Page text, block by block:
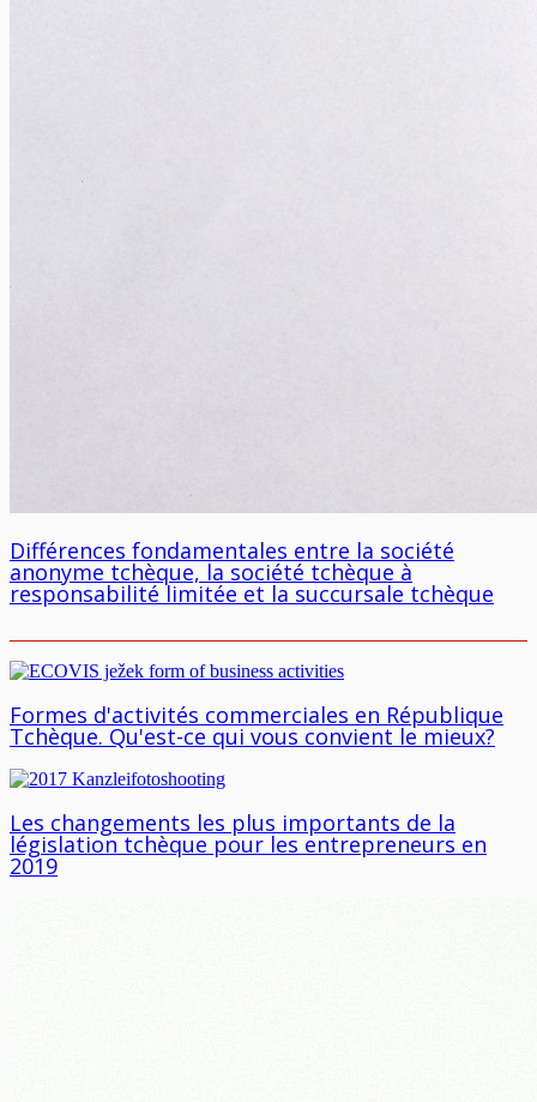
Différences fondamentales entre la société
anonyme tchèque, la société tchèque à
responsabilité limitée et la succursale tchèque
Formes d'activités commerciales en République
Tchèque. Qu'est-ce qui vous convient le mieux?
Les changements les plus importants de la
législation tchèque pour les entrepreneurs en
2019